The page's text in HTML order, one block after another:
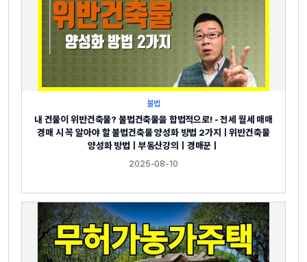
불법
내 건물이 위반건축물? 불법건축물을 합법적으로! - 전세 월세 매매
경매 시 꼭 알아야 할 불법건축물 양성화 방법 2가지ㅣ위반건축물
양성화 방법ㅣ부동산강의ㅣ경매꾼ㅣ
2025-08-10